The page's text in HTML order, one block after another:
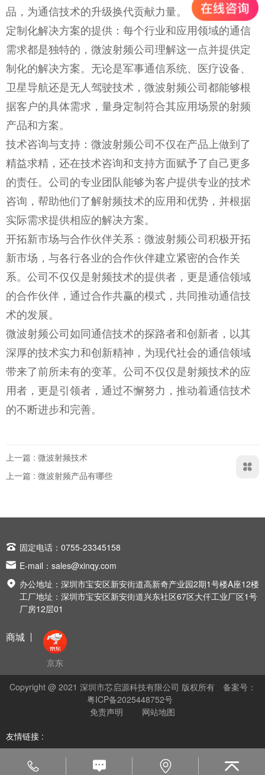
品，为通信技术的升级换代贡献力量。
定制化解决方案的提供：每个行业和应用领域的通信
需求都是独特的，微波射频公司理解这一点并提供定
制化的解决方案。无论是军事通信系统、医疗设备、
卫星导航还是无人驾驶技术，微波射频公司都能够根
据客户的具体需求，量身定制符合其应用场景的射频
产品和方案。
技术咨询与支持：微波射频公司不仅在产品上做到了
精益求精，还在技术咨询和支持方面赋予了自己更多
的责任。公司的专业团队能够为客户提供专业的技术
咨询，帮助他们了解射频技术的应用和优势，并根据
实际需求提供相应的解决方案。
开拓新市场与合作伙伴关系：微波射频公司积极开拓
新市场，与各行各业的合作伙伴建立紧密的合作关
系。公司不仅仅是射频技术的提供者，更是通信领域
的合作伙伴，通过合作共赢的模式，共同推动通信技
术的发展。
微波射频公司如同通信技术的探路者和创新者，以其
深厚的技术实力和创新精神，为现代社会的通信领域
带来了前所未有的变革。公司不仅仅是射频技术的应
用者，更是引领者，通过不懈努力，推动着通信技术
的不断进步和完善。
上一篇 : 微波射频技术
上一篇 : 微波射频产品有哪些
 固定电话：0755-23345158
 E-mail： sales@xinqy.com
 办公地址：深圳市宝安区新安街道高新奇产业园2期1号楼A座12楼
工厂地址：深圳市宝安区新安街道兴东社区67区大仟工业厂区1号
厂房12层01
商城
京东
Copyright @ 2021 深圳市芯启源科技有限公司 版权所有
备案号：
粤ICP备2025448752号
免责声明
网站地图
友情链接 :
   